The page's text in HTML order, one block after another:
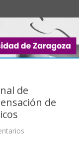
de
de